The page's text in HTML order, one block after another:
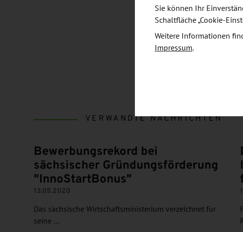
VERWANDTE NACHRICHTEN
Bewerbungsrekord bei
sächsischer Gründungsförderung
"InnoStartBonus"
13.05.2020
Das sächsische Wirtschaftsministerium verzeichnet für
seine …
Sie können Ihr
Schaltfläche „Cookie-
Weitere Informationen
Impressum.